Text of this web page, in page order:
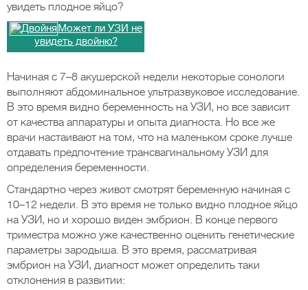
увидеть плодное яйцо?
Может ли УЗИ не
увидеть двойню?
Начиная с 7–8 акушерской недели некоторые сонологи
выполняют абдоминальное ультразвуковое исследование.
В это время видно беременность на УЗИ, но все зависит
от качества аппаратуры и опыта диагноста. Но все же
врачи настаивают на том, что на маленьком сроке лучше
отдавать предпочтение трансвагинальному УЗИ для
определения беременности.
Стандартно через живот смотрят беременную начиная с
10–12 недели. В это время не только видно плодное яйцо
на УЗИ, но и хорошо виден эмбрион. В конце первого
триместра можно уже качественно оценить генетические
параметры зародыша. В это время, рассматривая
эмбрион на УЗИ, диагност может определить таки
отклонения в развитии: